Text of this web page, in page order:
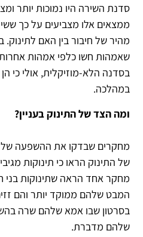
סדנת השירה היו נמוכות יותר
ממצאים אלו מצביעים על כך
מהיר של חיבור בין האם לתינוק.
שאמהות חשו כלפי אמהות
בסדנה הלא-מוזיקלית, אולי כי
במהלכה.
ומה הצד של התינוק בעניין?
מחקרים שבדקו את ההשפעה של
של התינוק הראו כי תינוקות
מחקר אחד הראה שתינוקות בני
המבט שלהם ממוקד יותר והם
בסרטון שבו אמא שלהם שרה
שלהם מדברת.